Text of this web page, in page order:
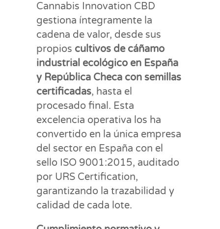
Cannabis Innovation CBD
gestiona íntegramente la
cadena de valor, desde sus
propios cultivos de cáñamo
industrial ecológico en España
y República Checa con semillas
certificadas, hasta el
procesado final. Esta
excelencia operativa los ha
convertido en la única empresa
del sector en España con el
sello ISO 9001:2015, auditado
por URS Certification,
garantizando la trazabilidad y
calidad de cada lote.